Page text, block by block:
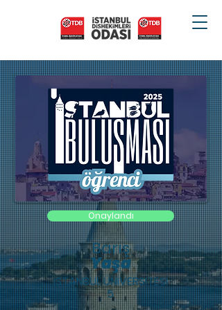
Onaylandı
Barış
Yaşa
İSTANBUL ÜNİVERSİTESİ
5